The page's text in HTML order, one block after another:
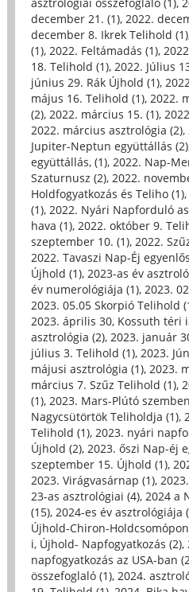
december 21. (1), 2022.
december 8. Ikrek Telihold (1)
(1), 2022. Feltámadás (1),
18. Telihold (1), 2022. Július
június 29. Rák Újhold (1),
május 16. Telihold (1), 2022.
(2), 2022. március 15. (1),
2022. március asztrológia (2),
Jupiter-Neptun együttállás (2)
együttállás, (1), 2022. Nap-
Szaturnusz (2), 2022.
Holdfogyatkozás és Teliho (1),
(1), 2022. Nyári Napforduló
hava (1), 2022. október 9.
szeptember 10. (1), 2022.
2022. Tavaszi Nap-Éj
Újhold (1), 2023-as év
év numerológiája (1), 2023.
2023. 05.05 Skorpió Telihold
2023. április 30, Kossuth téri
asztrológia (2), 2023. január
július 3. Telihold (1), 2023.
májusi asztrológia (1), 2023.
március 7. Szűz Telihold (1),
(1), 2023. Mars-Plútó
Nagycsütörtök Teliholdja (1),
Telihold (1), 2023. nyári
Újhold (2), 2023. őszi Nap-éj
szeptember 15. Újhold (1),
2023. Virágvasárnap (1),
23-as asztrológiai (4), 2024 a
(15), 2024-es év asztrológiája
Újhold-Chiron-
i, Újhold- Napfogyatkozás (2),
napfogyatkozás az USA-ban
összefoglaló (1), 2024.